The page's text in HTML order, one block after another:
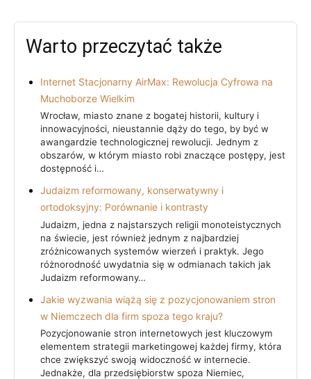
Warto przeczytać także
Internet Stacjonarny AirMax: Rewolucja Cyfrowa na
Muchoborze Wielkim
Wrocław, miasto znane z bogatej historii, kultury i
innowacyjności, nieustannie dąży do tego, by być w
awangardzie technologicznej rewolucji. Jednym z
obszarów, w którym miasto robi znaczące postępy, jest
dostępność i…
Judaizm reformowany, konserwatywny i
ortodoksyjny: Porównanie i kontrasty
Judaizm, jedna z najstarszych religii monoteistycznych
na świecie, jest również jednym z najbardziej
zróżnicowanych systemów wierzeń i praktyk. Jego
różnorodność uwydatnia się w odmianach takich jak
Judaizm reformowany…
Jakie wyzwania wiążą się z pozycjonowaniem stron
w Niemczech dla firm spoza tego kraju?
Pozycjonowanie stron internetowych jest kluczowym
elementem strategii marketingowej każdej firmy, która
chce zwiększyć swoją widoczność w internecie.
Jednakże, dla przedsiębiorstw spoza Niemiec,